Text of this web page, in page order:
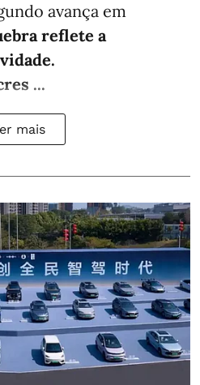
avança em
reflete a
...
mais